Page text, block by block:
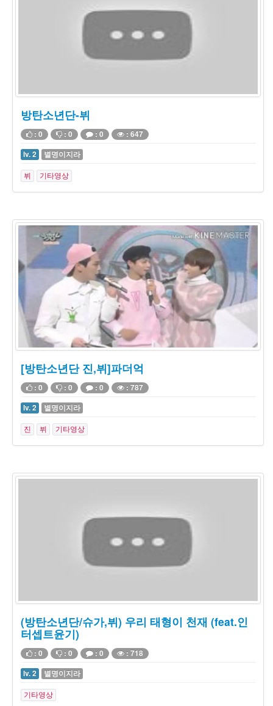
방탄소년단-뷔
: 0 : 0 : 0
: 647
lv. 2
별명이지라
뷔 기타영상
[방탄소년단 진,뷔]파더억
: 0 : 0 : 0
: 787
lv. 2
별명이지라
진 뷔 기타영상
(방탄소년단/슈가,뷔) 우리 태형이 천재 (feat.인
터셉트윤기)
: 0 : 0 : 0
: 718
lv. 2
별명이지라
기타영상